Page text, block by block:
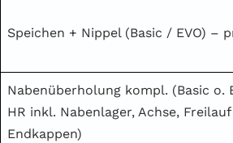
Speichen + Nippel (Basic / EVO) –
Nabenüberholung kompl. (Basic o.
HR inkl. Nabenlager, Achse, Freilauf
Endkappen)